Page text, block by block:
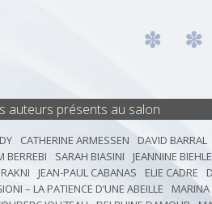
auteurs présents au salon
CATHERINE ARMESSEN DAVID BARRAL
BERREBI
SARAH BIASINI JEANNINE
JEAN-PAUL CABANAS ELIE CADRE
– LA PATIENCE D’UNE ABEILLE
MARINA